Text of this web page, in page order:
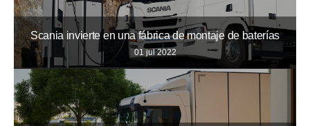
Scania invierte en una fábrica de montaje de baterías
01 jul 2022